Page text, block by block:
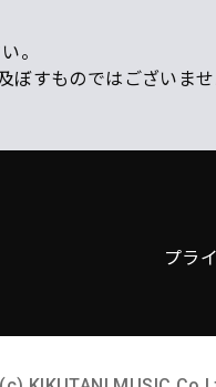
。
すものではございませ
プラ